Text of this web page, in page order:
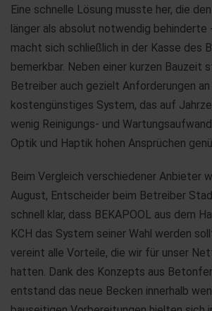
Eine schnelle Lösung musste her, die
länger als absolut notwendig behinderte
macht sich schließlich in der Kasse des
bemerkbar. Neben einer kurzen Bauzeit
Betreiber auch gezielt Anforderungen an
kostengünstiges System, das auf
wenig Reinigungs- und
Optik und Haptik hohen Ansprüchen
Beim Vergleich verschiedener Anbieter
August, Entscheider beim Betreiber
schnell klar, dass BEKAPOOL aus dem
KCH das System seiner Wahl werden
vereint alle Vorteile, die wir für unser
hatten. Dank des Konzepts aus
entstand das neue Becken innerhalb